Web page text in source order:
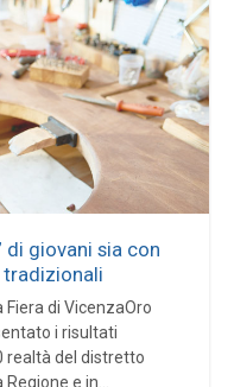
di giovani sia con
Fiera di VicenzaOro
i risultati
realtà del distretto
e in...